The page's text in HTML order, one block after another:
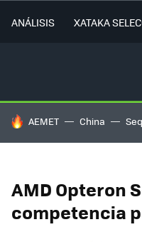
ANÁLISIS XATAKA
HOY SE HABLA DE
AEMET China
AMD Opteron
competencia